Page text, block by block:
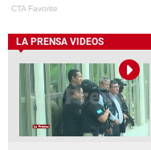
LA PRENSA VIDEOS